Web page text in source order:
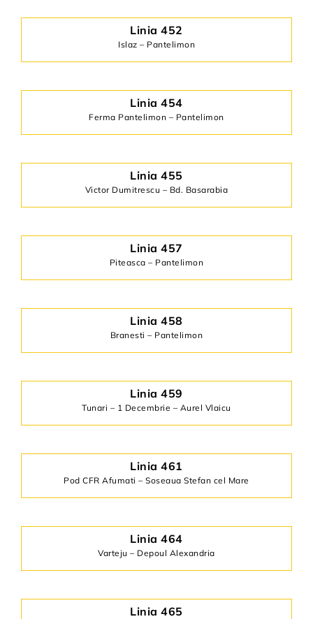
Linia 452
Islaz – Pantelimon
Linia 454
Ferma Pantelimon – Pantelimon
Linia 455
Victor Dumitrescu – Bd. Basarabia
Linia 457
Piteasca – Pantelimon
Linia 458
Branesti – Pantelimon
Linia 459
Tunari – 1 Decembrie – Aurel Vlaicu
Linia 461
Pod CFR Afumati – Soseaua Stefan cel Mare
Linia 464
Varteju – Depoul Alexandria
Linia 465